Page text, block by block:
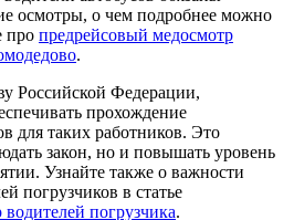
осмотры, о чем подробнее можно
про предрейсовый медосмотр
.
Российской Федерации,
прохождение
для таких работников. Это
закон, но и повышать уровень
Узнайте также о важности
погрузчиков в статье
погрузчика.